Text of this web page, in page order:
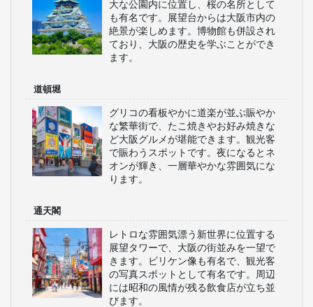
大な公園内に位置し、桜の名所として
も有名です。展望台からは大阪市内の
絶景が楽しめます。博物館も併設され
ており、大阪の歴史を学ぶことができ
ます。
道頓堀
グリコの看板やかに道楽が並ぶ賑やか
な繁華街で、たこ焼きやお好み焼きな
ど大阪グルメが堪能できます。観光客
で賑わうスポットです。夜になるとネ
オンが輝き、一層華やかな雰囲気にな
ります。
通天閣
レトロな雰囲気漂う新世界に位置する
展望タワーで、大阪の街並みを一望で
きます。ビリケン像も有名で、観光客
の写真スポットとして有名です。周辺
には昭和の風情が残る飲食店が立ち並
びます。